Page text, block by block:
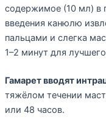
содержимое (10 мл) в
введения канюлю
пальцами и слегка
1–2 минут для
Гамарет вводят
тяжёлом течении
или 48 часов.